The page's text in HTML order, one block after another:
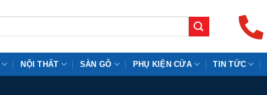
NỘI THẤT SÀN GỖ PHỤ KIỆN CỬA TIN TỨC